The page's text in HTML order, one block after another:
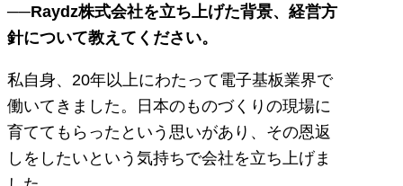
──Raydz株式会社を立ち上げた背景、経営方
針について教えてください。
私自身、20年以上にわたって電子基板業界で
働いてきました。日本のものづくりの現場に
育ててもらったという思いがあり、その恩返
しをしたいという気持ちで会社を立ち上げま